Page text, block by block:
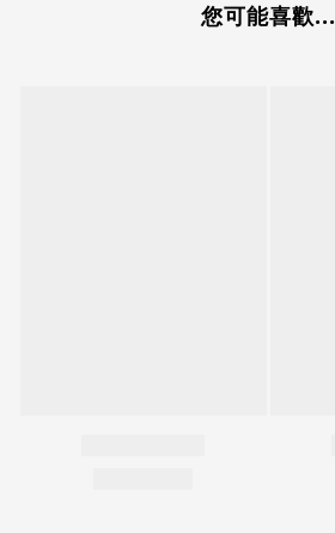
您可能喜歡...